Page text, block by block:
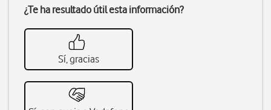
¿Te ha resultado útil esta información?
Sí, gracias